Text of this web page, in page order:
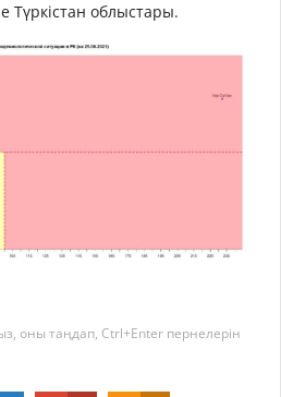
Түркістан облыстары.
оны таңдап, Ctrl+Enter пернелерін